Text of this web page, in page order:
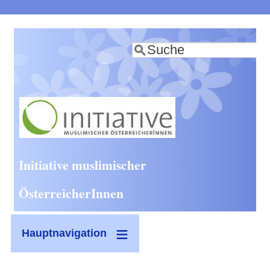
zum
Inhalt
Suche
Initiative muslimischer
ÖsterreicherInnen
Hauptnavigation